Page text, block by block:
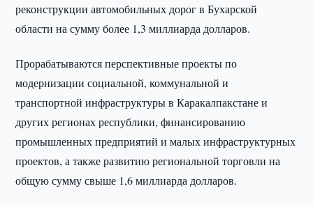
реконструкции автомобильных дорог в Бухарской
области на сумму более 1,3 миллиарда долларов.
Прорабатываются перспективные проекты по
модернизации социальной, коммунальной и
транспортной инфраструктуры в Каракалпакстане и
других регионах республики, финансированию
промышленных предприятий и малых инфраструктурных
проектов, а также развитию региональной торговли на
общую сумму свыше 1,6 миллиарда долларов.